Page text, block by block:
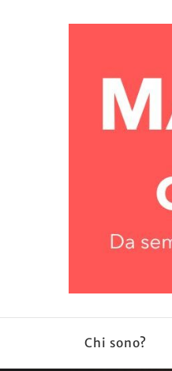
Chi sono?